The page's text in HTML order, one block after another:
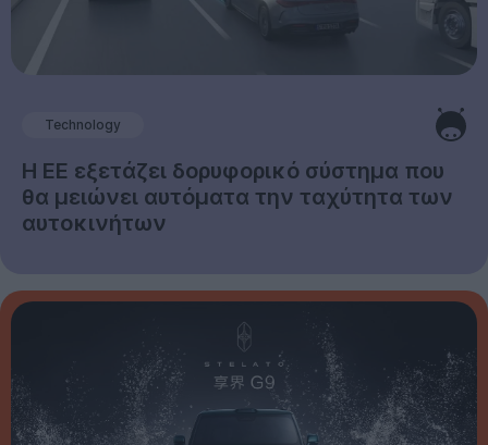
Technology
Η ΕΕ εξετάζει δορυφορικό σύστημα που
θα μειώνει αυτόματα την ταχύτητα των
αυτοκινήτων